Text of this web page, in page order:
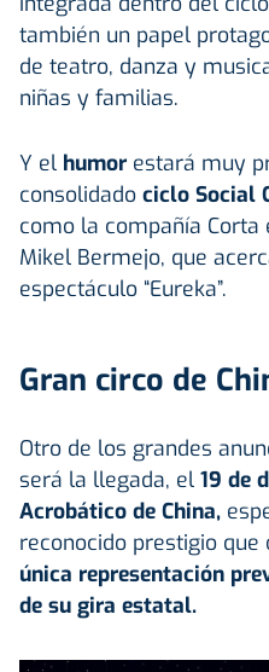
también un papel
de teatro, danza y
niñas y familias.
Y el humor estará muy
consolidado ciclo Social
como la compañía Corta
Mikel Bermejo, que
espectáculo “Eureka”.
Gran circo de
Otro de los grandes
será la llegada, el 19 de
Acrobático de China,
reconocido prestigio
única representación
de su gira estatal.